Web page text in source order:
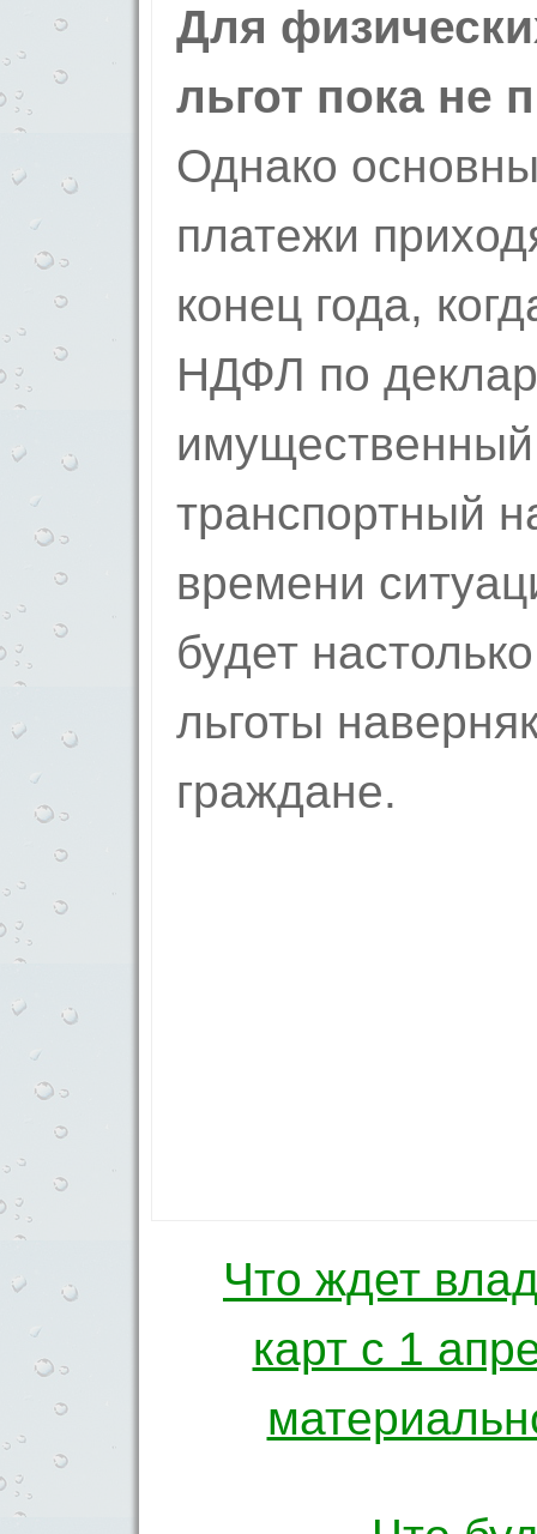
Для
льгот пока не
Однако
платежи
конец года,
НДФЛ по
транспортный
времени
будет
льготы
граждане.
Навигация по
Что ждет
карт с 1